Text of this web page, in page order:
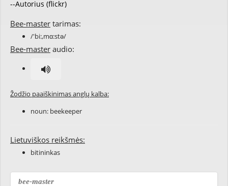
--Autorius (flickr)
Bee-master tarimas:
/'bi:,mɑ:stə/
Bee-master audio:
Žodžio paaiškinimas anglų kalba:
noun: beekeeper
Lietuviškos reikšmės:
bitininkas
bee-master